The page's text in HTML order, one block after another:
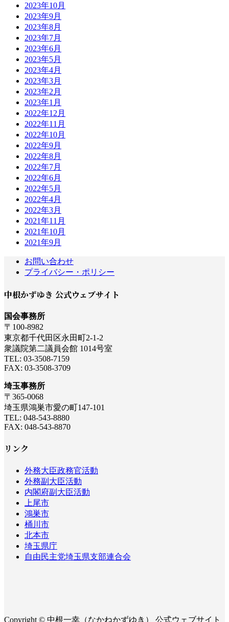
2023年10月
2023年9月
2023年8月
2023年7月
2023年6月
2023年5月
2023年4月
2023年3月
2023年2月
2023年1月
2022年12月
2022年11月
2022年10月
2022年9月
2022年8月
2022年7月
2022年6月
2022年5月
2022年4月
2022年3月
2021年11月
2021年10月
2021年9月
お問い合わせ
プライバシー・ポリシー
中根かずゆき 公式ウェブサイト
国会事務所
〒100-8982
東京都千代田区永田町2-1-2
衆議院第二議員会館 1014号室
TEL: 03-3508-7159
FAX: 03-3508-3709
埼玉事務所
〒365-0068
埼玉県鴻巣市愛の町147-101
TEL: 048-543-8880
FAX: 048-543-8870
リンク
外務大臣政務官活動
外務副大臣活動
内閣府副大臣活動
上尾市
鴻巣市
桶川市
北本市
埼玉県庁
自由民主党埼玉県支部連合会
Copyright © 中根一幸（なかねかずゆき） 公式ウェブサイト